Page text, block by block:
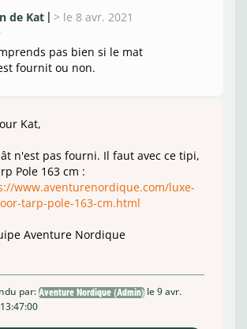
de Kat > le 8 avr. 2021
pas bien si le mat
fournit ou non.
Kat,
n'est pas fourni. Il faut avec ce tipi,
Pole 163 cm :
www.aventurenordique.com/luxe-
tarp-pole-163-cm.html
Aventure Nordique
par: Aventure Nordique (Admin) le 9 avr.